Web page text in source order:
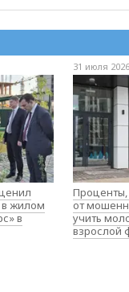
в жилом
в
31 июля
от
учить
взрослой